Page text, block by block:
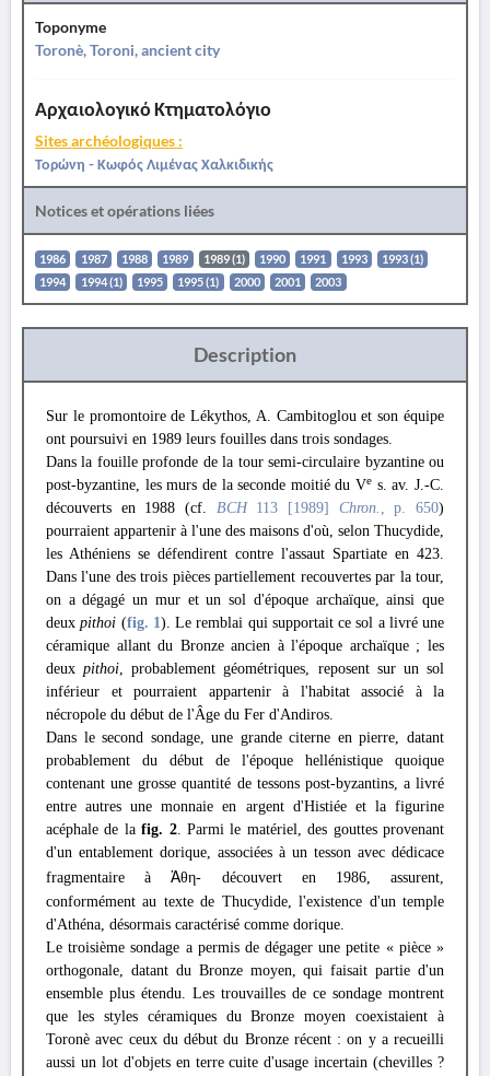
Toponyme
Toronè, Toroni, ancient city
Αρχαιολογικό Κτηματολόγιο
Sites archéologiques :
Τορώνη - Κωφός Λιμένας Χαλκιδικής
Notices et opérations liées
1986 1987 1988 1989 1989 (1) 1990 1991 1993
1993 (1)
1994
1994 (1) 1995 1995 (1) 2000 2001 2003
Description
Sur le promontoire de Lékythos, A. Cambitoglou et son équipe
ont poursuivi en 1989 leurs fouilles dans trois sondages.
Dans la fouille profonde de la tour semi-circulaire byzantine ou
post-byzantine, les murs de la seconde moitié du Ve s. av. J.-C.
découverts en 1988 (cf. BCH113 [1989] Chron. , p. 650)
pourraient appartenir à l'une des maisons d'où, selon Thucydide,
les Athéniens se défendirent contre l'assaut Spartiate en 423.
Dans l'une des trois pièces partiellement recouvertes par la tour,
on a dégagé un mur et un sol d'époque archaïque, ainsi que
deuxpithoi (fig. 1). Le remblai qui supportait ce sol a livré une
céramique allant du Bronze ancien à l'époque archaïque ; les
deuxpithoi, probablement géométriques, reposent sur un sol
inférieur et pourraient appartenir à l'habitat associé à la
nécropole du début de l'Âge du Fer d'Andiros.
Dans le second sondage, une grande citerne en pierre, datant
probablement du début de l'époque hellénistique quoique
contenant une grosse quantité de tessons post-byzantins, a livré
entre autres une monnaie en argent d'Histiée et la figurine
acéphale de lafig. 2. Parmi le matériel, des gouttes provenant
d'un entablement dorique, associées à un tesson avec dédicace
fragmentaire àἈθη- découvert en 1986, assurent,
conformément au texte de Thucydide, l'existence d'un temple
d'Athéna, désormais caractérisé comme dorique.
Le troisième sondage a permis de dégager une petite « pièce »
orthogonale, datant du Bronze moyen, qui faisait partie d'un
ensemble plus étendu. Les trouvailles de ce sondage montrent
que les styles céramiques du Bronze moyen coexistaient à
Toronè avec ceux du début du Bronze récent : on y a recueilli
aussi un lot d'objets en terre cuite d'usage incertain (chevilles ?